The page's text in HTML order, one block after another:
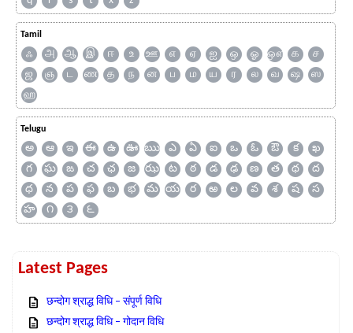
Tamil
ஃ அ ஆ இ ஈ உ ஊ எ ஏ ஐ ஒ ஓ ஔ க
ச
ஜ
ஞ ட ண த ந ன ப ம ய ர ல வ ஷ
ஸ
ஹ
Telugu
అ ఆ ఇ ఈ ఉ ఊ ఋ ఎ ఏ ఐ ఒ ఓ ఔ క
ఖ
గ
ఘ ఙ చ ఛ జ ఝ ట ఠ డ ఢ ణ త థ
ద
ధ
న ప ఫ బ భ మ య ర ఱ ల వ శ ష
స
హ
౧ ౩ ౬
Latest Pages
छन्दोग श्राद्ध विधि – संपूर्ण विधि
छन्दोग श्राद्ध विधि – गोदान विधि